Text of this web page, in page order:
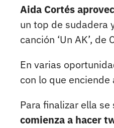
Aida Cortés
un top de sudadera
canción ‘Un AK’, de
En varias
con lo que
Para finalizar ella
comienza a hacer